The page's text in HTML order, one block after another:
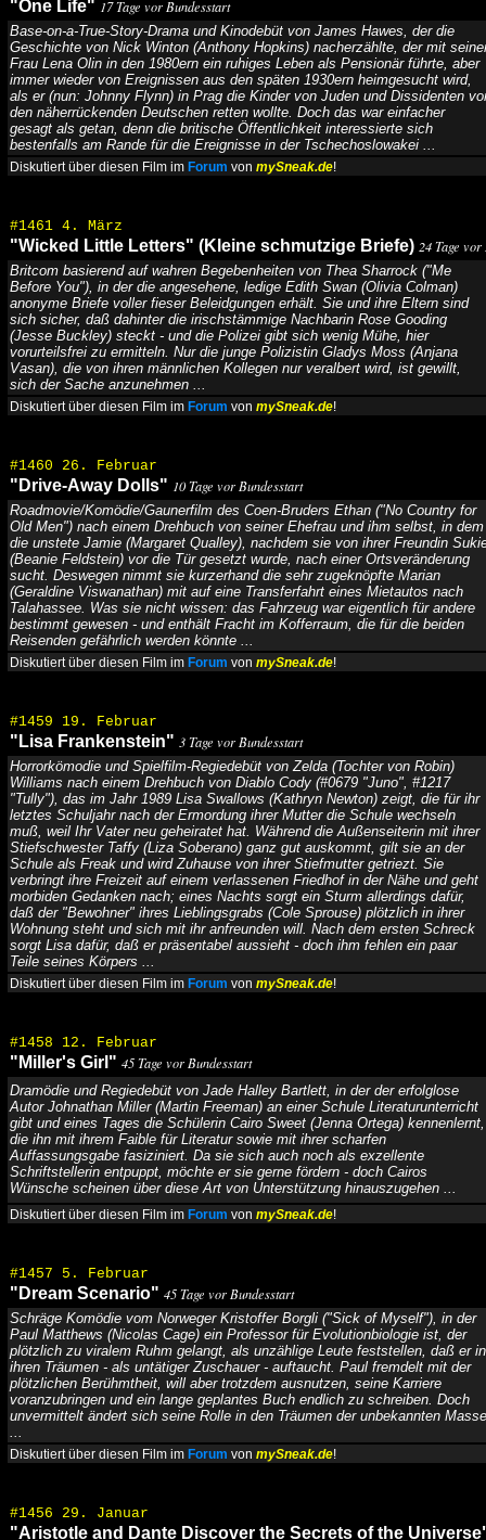
"One Life" 17 Tage vor Bundesstart
Base-on-a-True-Story-Drama und Kinodebüt von James Hawes, der die
Geschichte von Nick Winton (Anthony Hopkins) nacherzählte, der mit
Frau Lena Olin in den 1980ern ein ruhiges Leben als Pensionär führte, aber
immer wieder von Ereignissen aus den späten 1930ern heimgesucht wird,
als er (nun: Johnny Flynn) in Prag die Kinder von Juden und Dissidenten
den näherrückenden Deutschen retten wollte. Doch das war einfacher
gesagt als getan, denn die britische Öffentlichkeit interessierte sich
bestenfalls am Rande für die Ereignisse in der Tschechoslowakei ...
Diskutiert über diesen Film im Forum von mySneak.de!
#1461 4. März
"Wicked Little Letters" (Kleine schmutzige Briefe) 24 Tage
Britcom basierend auf wahren Begebenheiten von Thea Sharrock ("Me
Before You"), in der die angesehene, ledige Edith Swan (Olivia Colman)
anonyme Briefe voller fieser Beleidgungen erhält. Sie und ihre Eltern sind
sich sicher, daß dahinter die irischstämmige Nachbarin Rose Gooding
(Jesse Buckley) steckt - und die Polizei gibt sich wenig Mühe, hier
vorurteilsfrei zu ermitteln. Nur die junge Polizistin Gladys Moss (Anjana
Vasan), die von ihren männlichen Kollegen nur veralbert wird, ist gewillt,
sich der Sache anzunehmen ...
Diskutiert über diesen Film im Forum von mySneak.de!
#1460 26. Februar
"Drive-Away Dolls" 10 Tage vor Bundesstart
Roadmovie/Komödie/Gaunerfilm des Coen-Bruders Ethan ("No Country for
Old Men") nach einem Drehbuch von seiner Ehefrau und ihm selbst, in dem
die unstete Jamie (Margaret Qualley), nachdem sie von ihrer Freundin
(Beanie Feldstein) vor die Tür gesetzt wurde, nach einer Ortsveränderung
sucht. Deswegen nimmt sie kurzerhand die sehr zugeknöpfte Marian
(Geraldine Viswanathan) mit auf eine Transferfahrt eines Mietautos nach
Talahassee. Was sie nicht wissen: das Fahrzeug war eigentlich für andere
bestimmt gewesen - und enthält Fracht im Kofferraum, die für die beiden
Reisenden gefährlich werden könnte ...
Diskutiert über diesen Film im Forum von mySneak.de!
#1459 19. Februar
"Lisa Frankenstein" 3 Tage vor Bundesstart
Horrorkömodie und Spielfilm-Regiedebüt von Zelda (Tochter von Robin)
Williams nach einem Drehbuch von Diablo Cody (#0679 "Juno", #1217
"Tully"), das im Jahr 1989 Lisa Swallows (Kathryn Newton) zeigt, die für ihr
letztes Schuljahr nach der Ermordung ihrer Mutter die Schule wechseln
muß, weil Ihr Vater neu geheiratet hat. Während die Außenseiterin mit ihrer
Stiefschwester Taffy (Liza Soberano) ganz gut auskommt, gilt sie an der
Schule als Freak und wird Zuhause von ihrer Stiefmutter getriezt. Sie
verbringt ihre Freizeit auf einem verlassenen Friedhof in der Nähe und geht
morbiden Gedanken nach; eines Nachts sorgt ein Sturm allerdings dafür,
daß der "Bewohner" ihres Lieblingsgrabs (Cole Sprouse) plötzlich in ihrer
Wohnung steht und sich mit ihr anfreunden will. Nach dem ersten Schreck
sorgt Lisa dafür, daß er präsentabel aussieht - doch ihm fehlen ein paar
Teile seines Körpers ...
Diskutiert über diesen Film im Forum von mySneak.de!
#1458 12. Februar
"Miller's Girl" 45 Tage vor Bundesstart
Dramödie und Regiedebüt von Jade Halley Bartlett, in der der erfolglose
Autor Johnathan Miller (Martin Freeman) an einer Schule Literaturunterricht
gibt und eines Tages die Schülerin Cairo Sweet (Jenna Ortega) kennenlernt,
die ihn mit ihrem Faible für Literatur sowie mit ihrer scharfen
Auffassungsgabe fasiziniert. Da sie sich auch noch als exzellente
Schriftstellerin entpuppt, möchte er sie gerne fördern - doch Cairos
Wünsche scheinen über diese Art von Unterstützung hinauszugehen ...
Diskutiert über diesen Film im Forum von mySneak.de!
#1457 5. Februar
"Dream Scenario" 45 Tage vor Bundesstart
Schräge Komödie vom Norweger Kristoffer Borgli ("Sick of Myself"), in der
Paul Matthews (Nicolas Cage) ein Professor für Evolutionbiologie ist, der
plötzlich zu viralem Ruhm gelangt, als unzählige Leute feststellen, daß er in
ihren Träumen - als untätiger Zuschauer - auftaucht. Paul fremdelt mit der
plötzlichen Berühmtheit, will aber trotzdem ausnutzen, seine Karriere
voranzubringen und ein lange geplantes Buch endlich zu schreiben. Doch
unvermittelt ändert sich seine Rolle in den Träumen der unbekannten Masse
...
Diskutiert über diesen Film im Forum von mySneak.de!
#1456 29. Januar
"Aristotle and Dante Discover the Secrets of the